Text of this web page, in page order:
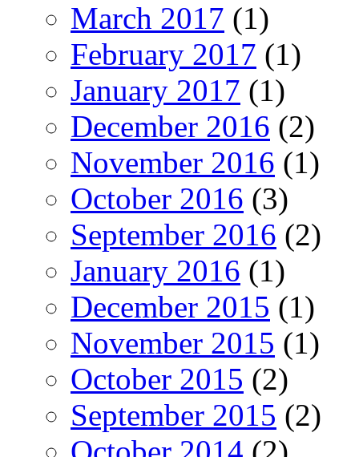
March 2017 (1)
February 2017 (1)
January 2017 (1)
December 2016 (2)
November 2016 (1)
October 2016 (3)
September 2016 (2)
January 2016 (1)
December 2015 (1)
November 2015 (1)
October 2015 (2)
September 2015 (2)